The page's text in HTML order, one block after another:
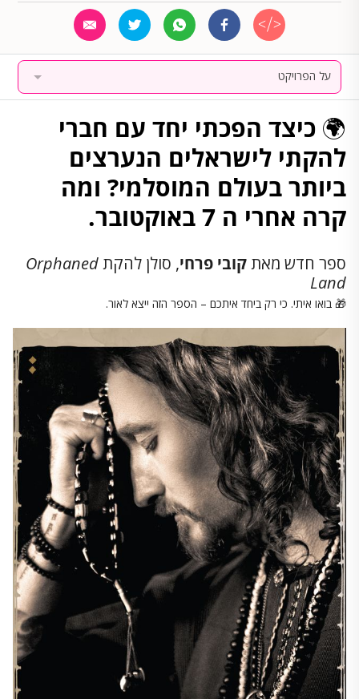
על הפרויקט
🌍 כיצד הפכתי יחד עם חברי
להקתי לישראלים הנערצים
ביותר בעולם המוסלמי? ומה
קרה אחרי ה 7 באוקטובר.
ספר חדש מאתקובי פרחי, סולן להקתOrphaned
Land
🎁 בואו איתי. כי רק ביחד איתכם – הספר הזה ייצא לאור.